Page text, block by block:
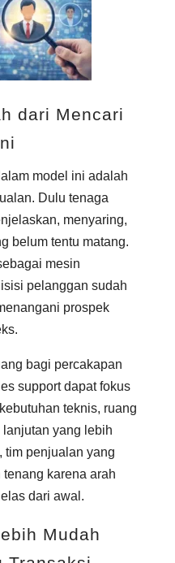
dari Mencari
model ini adalah
Dulu tenaga
menyaring,
belum tentu matang.
mesin
pelanggan sudah
prospek
bagi percakapan
support dapat fokus
teknis, ruang
lanjutan yang lebih
tim penjualan yang
karena arah
dari awal.
Mudah